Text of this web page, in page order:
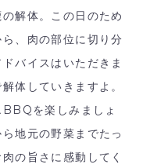
解体。この日のため
、肉の部位に切り分
バイスはいただきま
体していきますよ。
を楽しみましょ
地元の野菜までたっ
の旨さに感動してく